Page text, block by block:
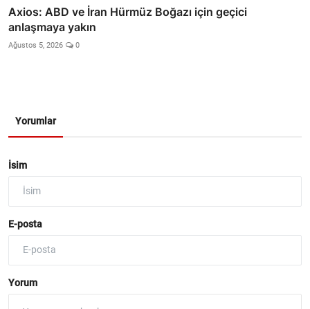
Axios: ABD ve İran Hürmüz Boğazı için geçici
anlaşmaya yakın
Ağustos 5, 2026 0
Yorumlar
İsim
E-posta
Yorum